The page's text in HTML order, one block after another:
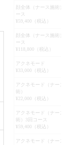
す。
顔全体（ナース施術）
ース
¥59,400（税込）
顔全体（ナース施術）
ース
¥118,800（税込）
アクネモード
¥33,000（税込）
アクネモード（ナース
術）
¥22,000（税込）
アクネモード（ナース
術）3回コース
¥59,400（税込）
アクネモード（ナース